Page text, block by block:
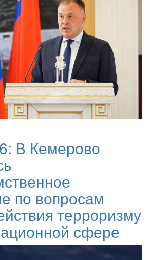
В Кемерово
по вопросам
терроризму
сфере